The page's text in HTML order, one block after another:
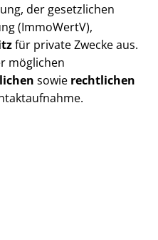
der gesetzlichen
(ImmoWertV),
für private Zwecke aus.
möglichen
sowie rechtlichen